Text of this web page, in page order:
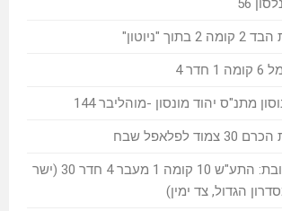
56
"ניוטון"
מתנ"ס יהוד מונסון -מוהליבר 144
לפלאפל שבח
כתובת: התע"ש 10 קומה 1 מעבר 4 חדר 30 (ישר
הגדול, צד ימין)